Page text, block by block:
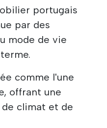
portugais
par des
mode de vie
comme l'une
offrant une
climat et de